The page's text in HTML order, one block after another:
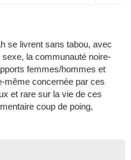
se livrent sans tabou, avec
la communauté noire-
femmes/hommes et
même concernée par ces
et rare sur la vie de ces
coup de poing,